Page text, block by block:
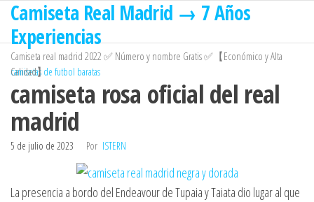
Saltar
contenido
Camiseta Real Madrid → 7 Años
Experiencias
Camiseta real madrid 2022 ✅ Número y nombre Gratis ✅【Económico y Alta
Calidad】
camisetas de futbol baratas
camiseta rosa oficial del real
madrid
5 de julio de 2023 Por ISTERN
La presencia a bordo del Endeavour de Tupaia y Taiata dio lugar al que